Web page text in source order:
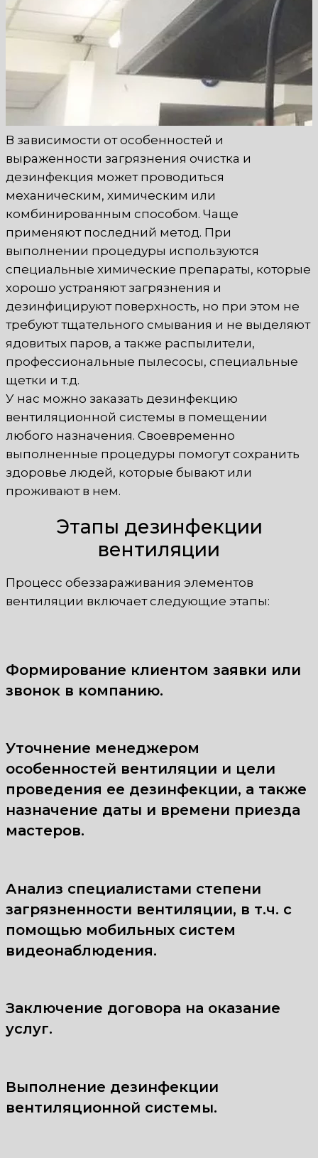
В зависимости от особенностей и
выраженности загрязнения очистка и
дезинфекция может проводиться
механическим, химическим или
комбинированным способом. Чаще
применяют последний метод. При
выполнении процедуры используются
специальные химические препараты, которые
хорошо устраняют загрязнения и
дезинфицируют поверхность, но при этом не
требуют тщательного смывания и не выделяют
ядовитых паров, а также распылители,
профессиональные пылесосы, специальные
щетки и т.д.
У нас можно заказать дезинфекцию
вентиляционной системы в помещении
любого назначения. Своевременно
выполненные процедуры помогут сохранить
здоровье людей, которые бывают или
проживают в нем.
Этапы дезинфекции
вентиляции
Процесс обеззараживания элементов
вентиляции включает следующие этапы:
Формирование клиентом заявки или
звонок в компанию.
Уточнение менеджером
особенностей вентиляции и цели
проведения ее дезинфекции, а также
назначение даты и времени приезда
мастеров.
Анализ специалистами степени
загрязненности вентиляции, в т.ч. с
помощью мобильных систем
видеонаблюдения.
Заключение договора на оказание
услуг.
Выполнение дезинфекции
вентиляционной системы.